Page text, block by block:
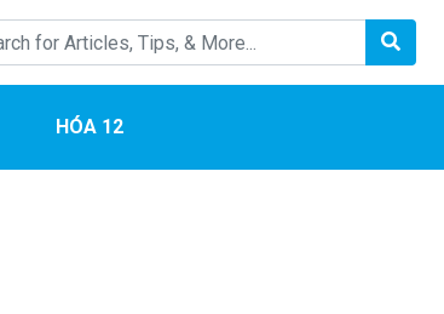
HÓA 12